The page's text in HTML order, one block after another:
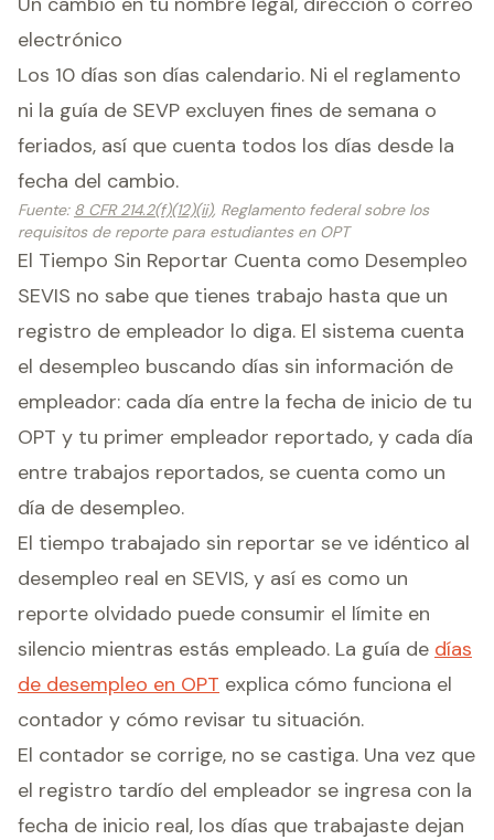
electrónico
Los 10 días son días calendario. Ni el reglamento
ni la guía de SEVP excluyen fines de semana o
feriados, así que cuenta todos los días desde la
fecha del cambio.
Fuente: 8 CFR 214.2(f)(12)(ii), Reglamento federal sobre los
requisitos de reporte para estudiantes en OPT
El Tiempo Sin Reportar Cuenta como Desempleo
SEVIS no sabe que tienes trabajo hasta que un
registro de empleador lo diga. El sistema cuenta
el desempleo buscando días sin información de
empleador: cada día entre la fecha de inicio de tu
OPT y tu primer empleador reportado, y cada día
entre trabajos reportados, se cuenta como un
día de desempleo.
El tiempo trabajado sin reportar se ve idéntico al
desempleo real en SEVIS, y así es como un
reporte olvidado puede consumir el límite en
silencio mientras estás empleado. La guía de días
de desempleo en OPT explica cómo funciona el
contador y cómo revisar tu situación.
El contador se corrige, no se castiga. Una vez que
el registro tardío del empleador se ingresa con la
fecha de inicio real, los días que trabajaste dejan